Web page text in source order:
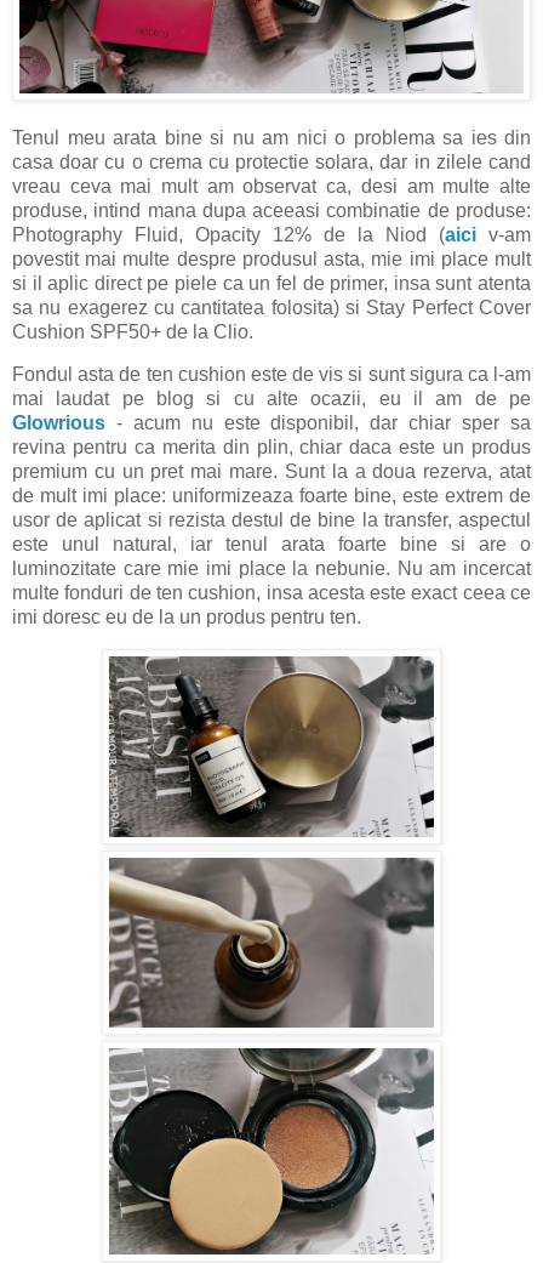
Tenul meu arata bine si nu am nici o problema sa ies din
casa doar cu o crema cu protectie solara, dar in zilele cand
vreau ceva mai mult am observat ca, desi am multe alte
produse, intind mana dupa aceeasi combinatie de produse:
Photography Fluid, Opacity 12% de la Niod (aici v-am
povestit mai multe despre produsul asta, mie imi place mult
si il aplic direct pe piele ca un fel de primer, insa sunt atenta
sa nu exagerez cu cantitatea folosita) si Stay Perfect Cover
Cushion SPF50+ de la Clio.
Fondul asta de ten cushion este de vis si sunt sigura ca l-am
mai laudat pe blog si cu alte ocazii, eu il am de pe
Glowrious - acum nu este disponibil, dar chiar sper sa
revina pentru ca merita din plin, chiar daca este un produs
premium cu un pret mai mare. Sunt la a doua rezerva, atat
de mult imi place: uniformizeaza foarte bine, este extrem de
usor de aplicat si rezista destul de bine la transfer, aspectul
este unul natural, iar tenul arata foarte bine si are o
luminozitate care mie imi place la nebunie. Nu am incercat
multe fonduri de ten cushion, insa acesta este exact ceea ce
imi doresc eu de la un produs pentru ten.